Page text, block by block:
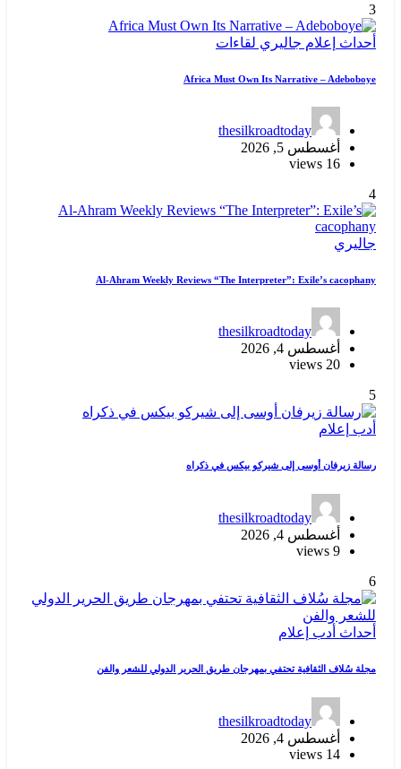
3
أحداث إعلام جاليري لقاءات
Africa Must Own Its Narrative – Adeboboye
thesilkroadtoday
أغسطس 5, 2026
16 views
4
جاليري
Al-Ahram Weekly Reviews “The Interpreter”: Exile’s cacophany
thesilkroadtoday
أغسطس 4, 2026
20 views
5
أدب إعلام
رسالة زيرفان أوسى إلى شيركو بيكس في ذكراه
thesilkroadtoday
أغسطس 4, 2026
9 views
6
أحداث أدب إعلام
مجلة سُلاف الثقافية تحتفي بمهرجان طريق الحرير الدولي للشعر والفن
thesilkroadtoday
أغسطس 4, 2026
14 views